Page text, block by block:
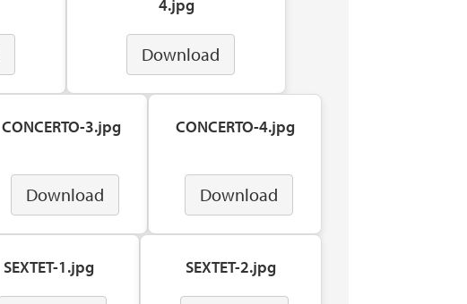
4.jpg
Download
CONCERTO-3.jpg
Download
CONCERTO-4.jpg
Download
SEXTET-1.jpg SEXTET-2.jpg